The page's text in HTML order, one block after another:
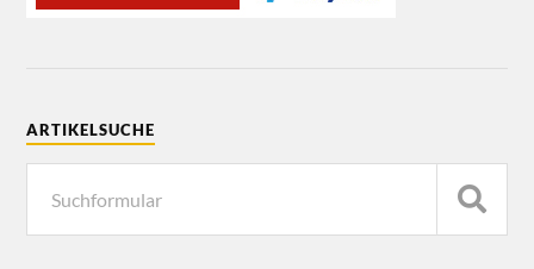
ARTIKELSUCHE